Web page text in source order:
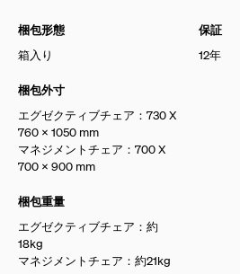
梱包形態
箱入り
梱包外寸
エグゼクティブチェア：730 X
760 X 1050 mm
マネジメントチェア：700 X
700 X 900 mm
梱包重量
エグゼクティブチェア：約
18kg
マネジメントチェア：約21kg
保証
12年